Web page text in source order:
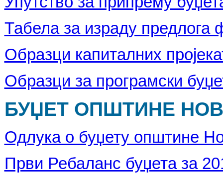
Табела за израду предлога
Образци капиталних
Образци за програмски
БУЏЕТ ОПШТИНЕ
Одлука о буџету општине
Први Ребаланс буџета за